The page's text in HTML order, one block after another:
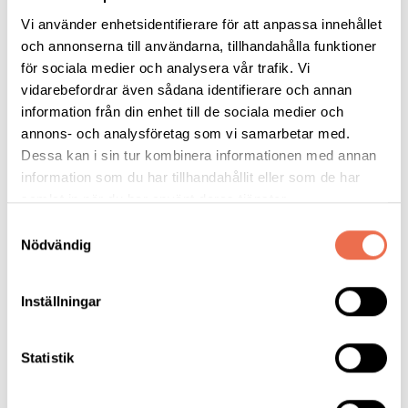
Vi använder enhetsidentifierare för att anpassa innehållet
och annonserna till användarna, tillhandahålla funktioner
för sociala medier och analysera vår trafik. Vi
vidarebefordrar även sådana identifierare och annan
information från din enhet till de sociala medier och
annons- och analysföretag som vi samarbetar med.
Dessa kan i sin tur kombinera informationen med annan
information som du har tillhandahållit eller som de har
samlat in när du har använt deras tjänster.
Nödvändig
Inställningar
Statistik
Kundforum Serviceresor
Centrum för hjälpmedel
Har du synpunkter/tankar som du vill framföra till de kommande
Brukarrådensmötena kontakta Kansliet Neuro Örebro
länsförbund på e-post.orebro-lan@neuro.seeller tel. 070-619
57 05.
Var med och sprid information om föreningen. Som medlem
bidrar du till Forskning. Medlemsavgiften är 30: -/ månad för
betalas via autogiro.
Medlemsutskick!
Portokostnaden gör att manuella utskick är kostsamma för